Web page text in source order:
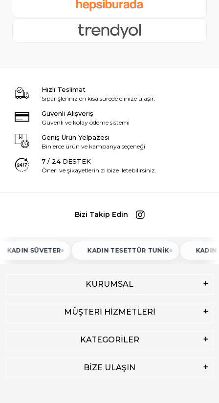
Hızlı Teslimat
Siparişleriniz en kısa sürede elinize ulaşır.
Güvenli Alışveriş
Güvenli ve kolay ödeme sistemi
Geniş Ürün Yelpazesi
Binlerce ürün ve kampanya seçeneği
7 / 24 DESTEK
Öneri ve şikayetlerinizi bize iletebilirsiniz.
Bizi Takip Edin
SÜVETER KADIN TESETTÜR TUNIK KADIN ATLET
KURUMSAL
MÜŞTERİ HİZMETLERİ
KATEGORİLER
BİZE ULAŞIN